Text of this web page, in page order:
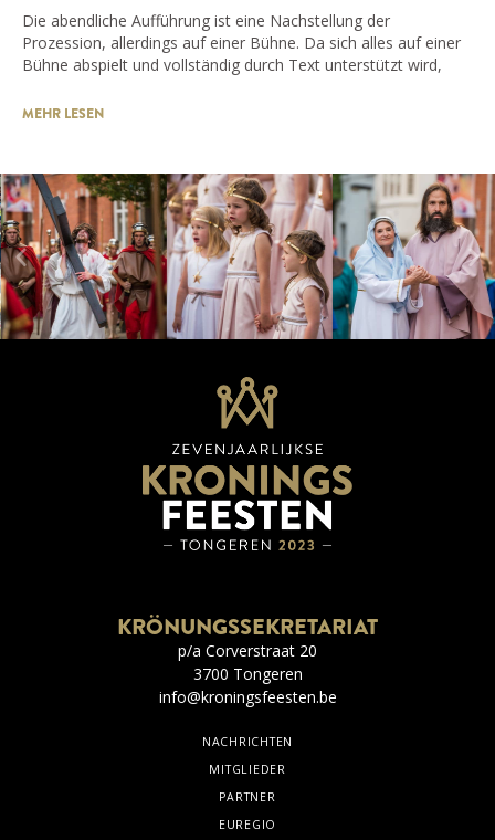
Die abendliche Aufführung ist eine Nachstellung der
Prozession, allerdings auf einer Bühne. Da sich alles auf einer
Bühne abspielt und vollständig durch Text unterstützt wird,
MEHR LESEN
KRÖNUNGSSEKRETARIAT
p/a Corverstraat 20
3700 Tongeren
info@kroningsfeesten.be
NACHRICHTEN
MITGLIEDER
PARTNER
EUREGIO